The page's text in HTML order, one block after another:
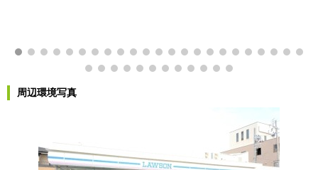
周辺環境写真